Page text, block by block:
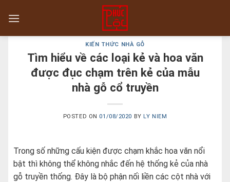
KIẾN THỨC NHÀ GỖ
Tìm hiểu về các loại kẻ và hoa văn
được đục chạm trên kẻ của mẫu
nhà gỗ cổ truyền
POSTED ON 01/08/2020 BY LY NIEM
Trong số những cấu kiện được chạm khắc hoa văn nổi
bật thì không thể không nhắc đến hệ thống kẻ của nhà
gỗ truyền thống. Đây là bộ phận nối liền các cột nhà với